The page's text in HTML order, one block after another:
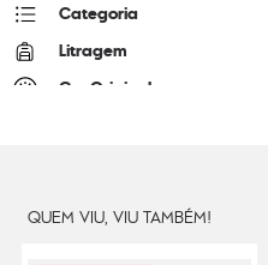
Categoria
Litragem
Cor Original
QUEM VIU, VIU TAMBÉM!